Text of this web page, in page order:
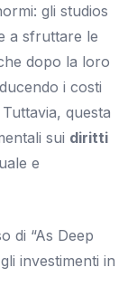
gli studios
a sfruttare le
dopo la loro
i costi
questa
sui diritti
e
di “As Deep
investimenti in